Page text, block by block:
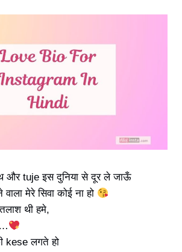
औरtuje इस दुनिया से दूर ले जाऊँ
मेरे सिवा कोई ना हो
थी हमे,
kese लगते हो